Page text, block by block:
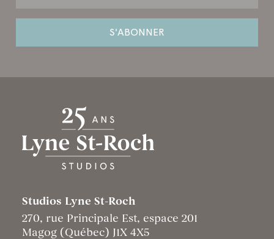
Studios Lyne St-Roch
270, rue Principale Est, espace 201
Magog (Québec) J1X 4X5